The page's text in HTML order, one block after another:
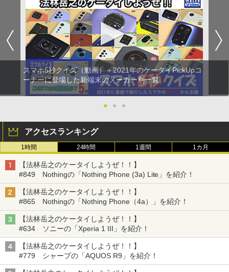
スマホ5秒クイズ（動画）＋2021年のケータイPickUpコ
ーナーに登場した新端末のメーカー別一覧
● ● ●
アクセスランキング
1時間 24時間 1週間 1カ月
【法林岳之のケータイしようぜ！！】
#849 Nothingの「Nothing Phone (3a) Lite」を紹介！
【法林岳之のケータイしようぜ！！】
#865 Nothingの「Nothing Phone（4a）」を紹介！
【法林岳之のケータイしようぜ！！】
#634 ソニーの「Xperia 1 III」を紹介！
【法林岳之のケータイしようぜ！！】
#779 シャープの「AQUOS R9」を紹介！